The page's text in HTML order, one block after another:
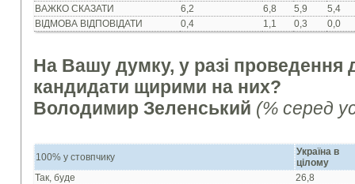
ВАЖКО СКАЗАТИ
6,2 6,8 5,9
5,4
ВІДМОВА ВІДПОВІДАТИ
0,4 1,1 0,3 0,0
На Вашу думку, у разі проведення
кандидати щирими на них?
Володимир Зеленський (% серед
100% у стовпчику
Україна в
цілому
Так, буде
26,8